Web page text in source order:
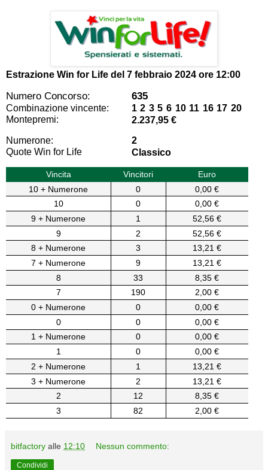
Estrazione Win for Life del 7 febbraio 2024 ore 12:00
Numero Concorso: 635
Combinazione vincente:
1 2 3 5 6 10 11 16 17 20
Montepremi:
2.237,95 €
Numerone:
2
Quote Win for Life
Classico
Vincita Vincitori
Euro
10 + Numerone
0
0,00 €
10
0
0,00 €
9 + Numerone
1
52,56 €
9
2
52,56 €
8 + Numerone
3
13,21 €
7 + Numerone
9
13,21 €
8
33
8,35 €
7
190
2,00 €
0 + Numerone
0
0,00 €
0
0
0,00 €
1 + Numerone
0
0,00 €
1
0
0,00 €
2 + Numerone
1
13,21 €
3 + Numerone
2
13,21 €
2
12
8,35 €
3
82 2,00 €
bitfactory alle 12:10 Nessun commento:
Condividi